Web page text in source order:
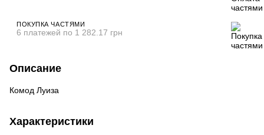
ПОКУПКА ЧАСТЯМИ
6 платежей по 1 282.17 грн
Описание
Комод Луиза
Характеристики